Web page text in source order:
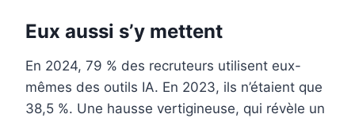
Eux aussi s’y mettent
En 2024, 79 % des recruteurs utilisent eux-
mêmes des outils IA. En 2023, ils n’étaient que
38,5 %. Une hausse vertigineuse, qui révèle un